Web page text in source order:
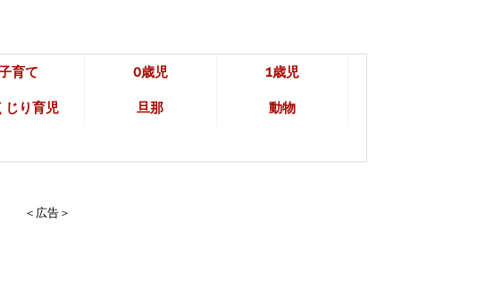
育て 0歳児 1歳児
じり育児 旦那 動物
＜広告＞